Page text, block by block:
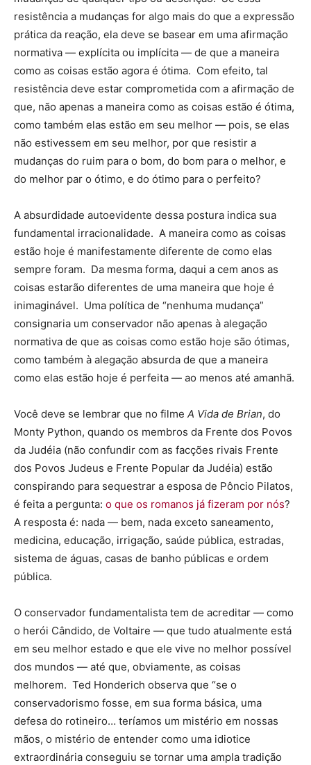
resistência a mudanças for algo mais do que a expressão
prática da reação, ela deve se basear em uma afirmação
normativa — explícita ou implícita — de que a maneira
como as coisas estão agora é ótima. Com efeito, tal
resistência deve estar comprometida com a afirmação de
que, não apenas a maneira como as coisas estão é ótima,
como também elas estão em seu melhor — pois, se elas
não estivessem em seu melhor, por que resistir a
mudanças do ruim para o bom, do bom para o melhor, e
do melhor par o ótimo, e do ótimo para o perfeito?
A absurdidade autoevidente dessa postura indica sua
fundamental irracionalidade. A maneira como as coisas
estão hoje é manifestamente diferente de como elas
sempre foram. Da mesma forma, daqui a cem anos as
coisas estarão diferentes de uma maneira que hoje é
inimaginável. Uma política de “nenhuma mudança”
consignaria um conservador não apenas à alegação
normativa de que as coisas como estão hoje são ótimas,
como também à alegação absurda de que a maneira
como elas estão hoje é perfeita — ao menos até amanhã.
Você deve se lembrar que no filme A Vida de Brian, do
Monty Python, quando os membros da Frente dos Povos
da Judéia (não confundir com as facções rivais Frente
dos Povos Judeus e Frente Popular da Judéia) estão
conspirando para sequestrar a esposa de Pôncio Pilatos,
é feita a pergunta: o que os romanos já fizeram por nós?
A resposta é: nada — bem, nada exceto saneamento,
medicina, educação, irrigação, saúde pública, estradas,
sistema de águas, casas de banho públicas e ordem
pública.
O conservador fundamentalista tem de acreditar — como
o herói Cândido, de Voltaire — que tudo atualmente está
em seu melhor estado e que ele vive no melhor possível
dos mundos — até que, obviamente, as coisas
melhorem. Ted Honderich observa que “se o
conservadorismo fosse, em sua forma básica, uma
defesa do rotineiro… teríamos um mistério em nossas
mãos, o mistério de entender como uma idiotice
extraordinária conseguiu se tornar uma ampla tradição